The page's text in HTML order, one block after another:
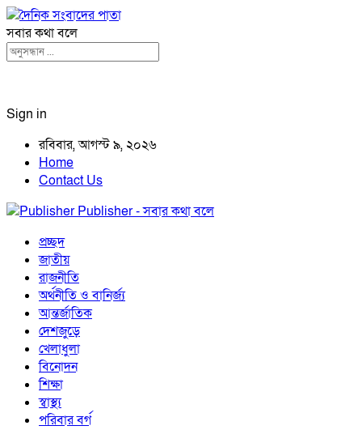
সবার কথা বলে
Sign in
রবিবার, আগস্ট ৯, ২০২৬
Home
Contact Us
Publisher - সবার কথা বলে
প্রচ্ছদ
জাতীয়
রাজনীতি
অর্থনীতি ও বানির্জ্য
আন্তর্জাতিক
দেশজুড়ে
খেলাধুলা
বিনোদন
শিক্ষা
স্বাস্থ্য
পরিবার বর্গ